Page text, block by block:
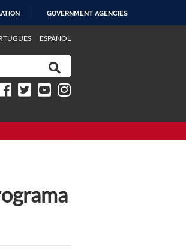
GOVERNMENT AGENCIES
ESPAÑOL